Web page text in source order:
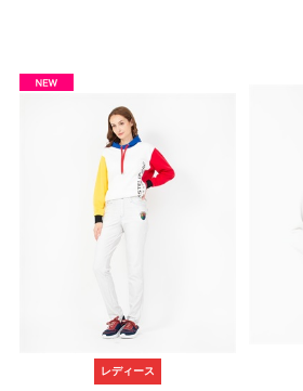
レディース